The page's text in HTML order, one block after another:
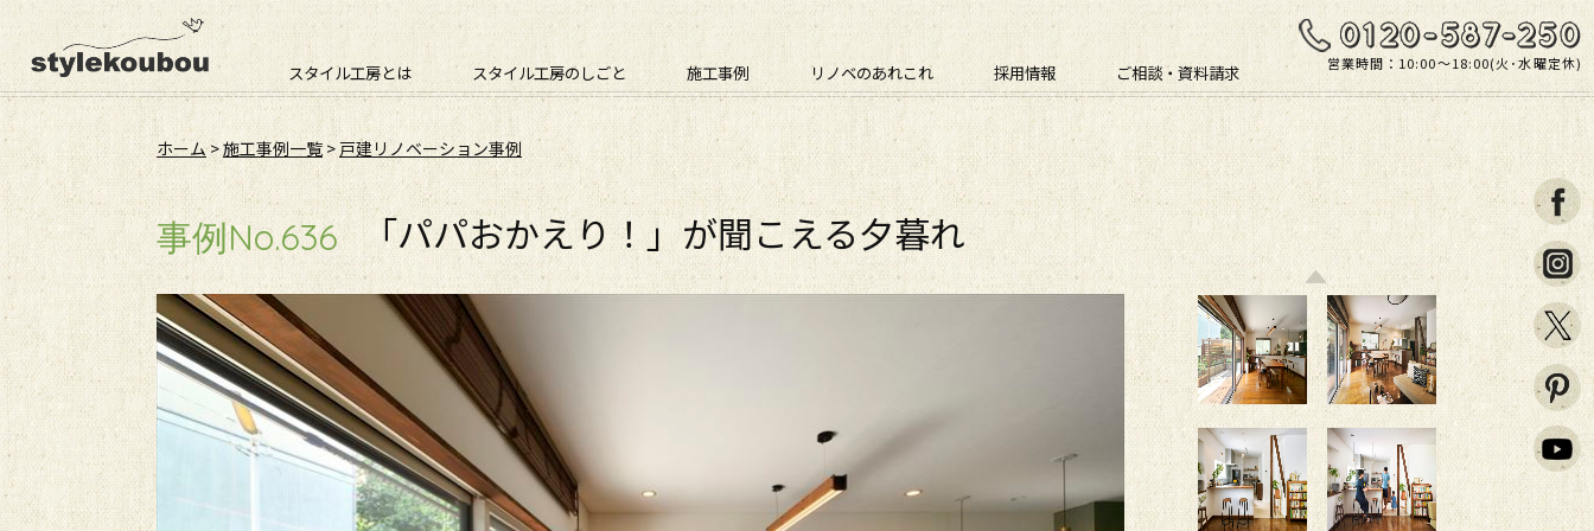
スタイル工房とは スタイル工房のしごと 施工事例 リノベのあれこれ 採用情報 ご相談・資料請求 営業時間：10:00〜18:00(火･水曜定休)
ホーム>施工事例一覧 >戸建リノベーション事例
事例No.636 「パパおかえり！」が聞こえる夕暮れ